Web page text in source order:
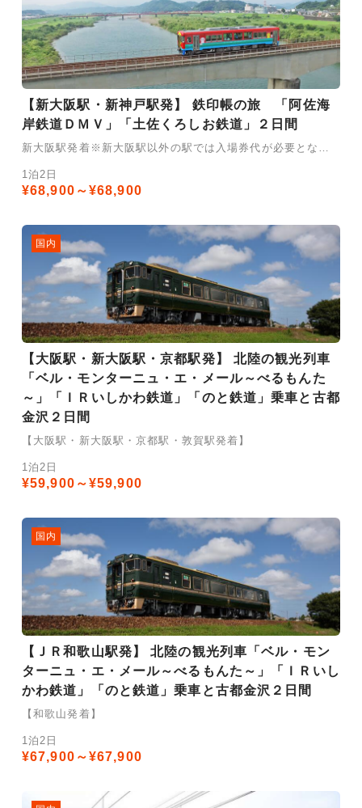
【新大阪駅・新神戸駅発】 鉄印帳の旅 「阿佐海
岸鉄道ＤＭＶ」「土佐くろしお鉄道」２日間
1泊2日
¥68,900～¥68,900
国内
【大阪駅・新大阪駅・京都駅発】 北陸の観光列車
「ベル・モンターニュ・エ・メール～べるもんた
～」「ＩＲいしかわ鉄道」「のと鉄道」乗車と古都
金沢２日間
【大阪駅・新大阪駅・京都駅・敦賀駅発着】
1泊2日
¥59,900～¥59,900
国内
【ＪＲ和歌山駅発】 北陸の観光列車「ベル・モン
ターニュ・エ・メール～べるもんた～」「ＩＲいし
かわ鉄道」「のと鉄道」乗車と古都金沢２日間
【和歌山発着】
1泊2日
¥67,900～¥67,900